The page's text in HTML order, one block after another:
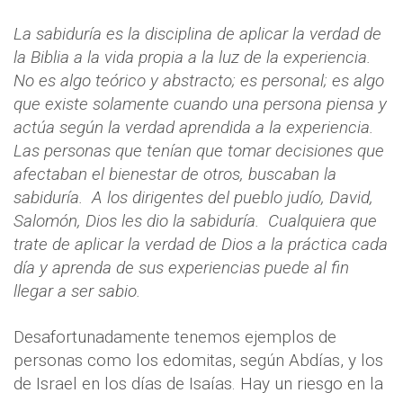
La sabiduría es la disciplina de aplicar la verdad de
la Biblia a la vida propia a la luz de la experiencia.
No es algo teórico y abstracto; es personal; es algo
que existe solamente cuando una persona piensa y
actúa según la verdad aprendida a la experiencia.
Las personas que tenían que tomar decisiones que
afectaban el bienestar de otros, buscaban la
sabiduría. A los dirigentes del pueblo judío, David,
Salomón, Dios les dio la sabiduría. Cualquiera que
trate de aplicar la verdad de Dios a la práctica cada
día y aprenda de sus experiencias puede al fin
llegar a ser sabio.
Desafortunadamente tenemos ejemplos de
personas como los edomitas, según Abdías, y los
de Israel en los días de Isaías. Hay un riesgo en la